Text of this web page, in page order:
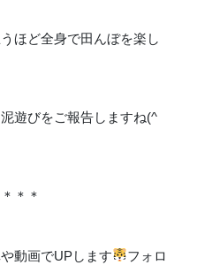
ほど全身で田んぼを楽し
遊びをご報告しますね(^
＊＊
動画でUPします
フォロ